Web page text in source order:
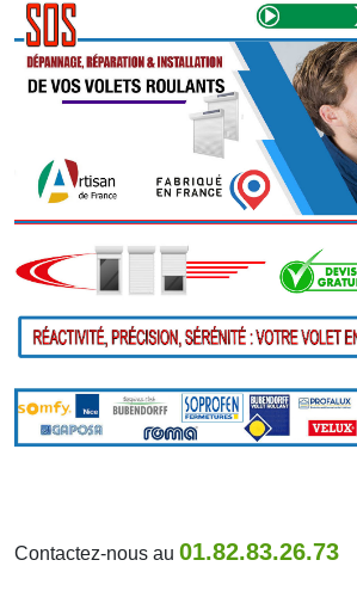
Contactez-nous au 01.82.83.26.73